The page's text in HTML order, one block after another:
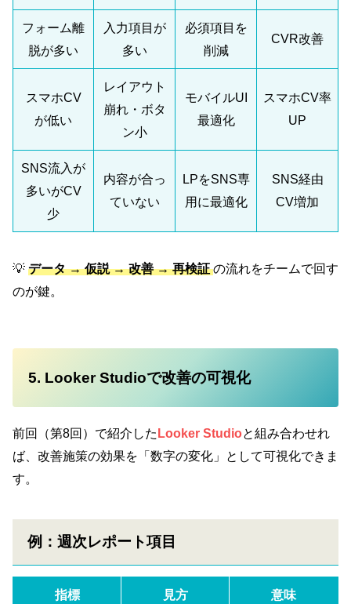
フォーム離
脱が多い
入力項目が
多い
必須項目を
削減
CVR改善
スマホCV
が低い
レイアウト
崩れ・ボタ
ン小
モバイルUI
最適化
スマホCV率
UP
SNS流入が
多いがCV
少
内容が合っ
ていない
LPをSNS専
用に最適化
SNS経由
CV増加
💡 データ → 仮説 → 改善 → 再検証 の流れをチームで回す
のが鍵。
5. Looker Studioで改善の可視化
前回（第8回）で紹介した Looker Studioと組み合わせれ
ば、改善施策の効果を「数字の変化」として可視化できま
す。
例：週次レポート項目
指標 見方 意味